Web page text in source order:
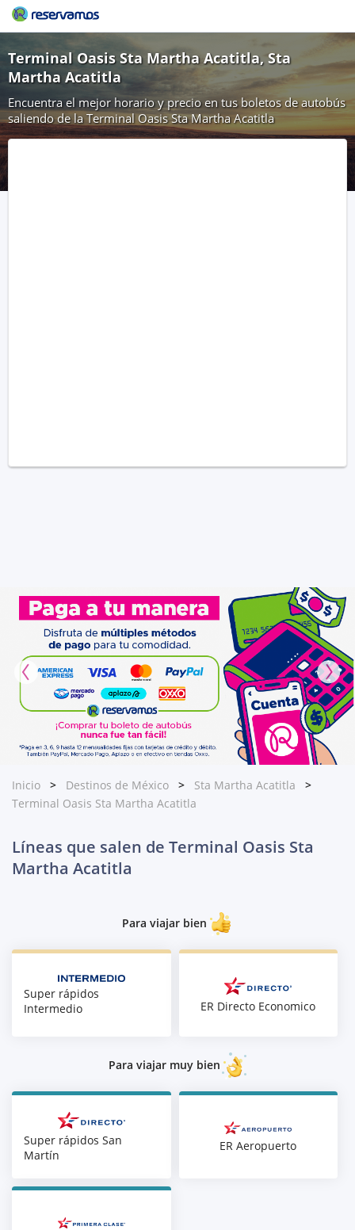
Terminal Oasis Sta Martha Acatitla, Sta
Martha Acatitla
Encuentra el mejor horario y precio en tus boletos de autobús
saliendo de la Terminal Oasis Sta Martha Acatitla
Inicio Destinos de México
Sta Martha Acatitla
Terminal Oasis Sta Martha Acatitla
Líneas que salen de Terminal Oasis Sta
Martha Acatitla
Para viajar bien
Super rápidos
Intermedio
ER Directo Economico
Para viajar muy bien
Super rápidos San
Martín
ER Aeropuerto